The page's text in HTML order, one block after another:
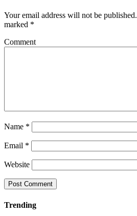
Your email address will not be published.
marked *
Comment
Name *
Email *
Website
Trending